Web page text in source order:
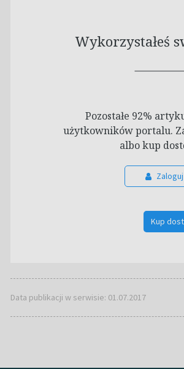
Wykorzystałeś
Pozostałe 92%
użytkowników portalu.
albo kup
Kup
Data publikacji w serwisie: 01.07.2017